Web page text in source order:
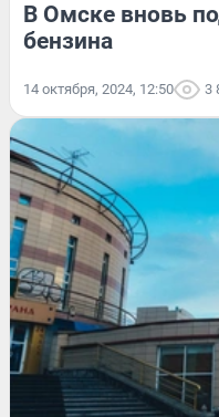
В Омске вновь
бензина
14 октября, 2024, 12:50 3